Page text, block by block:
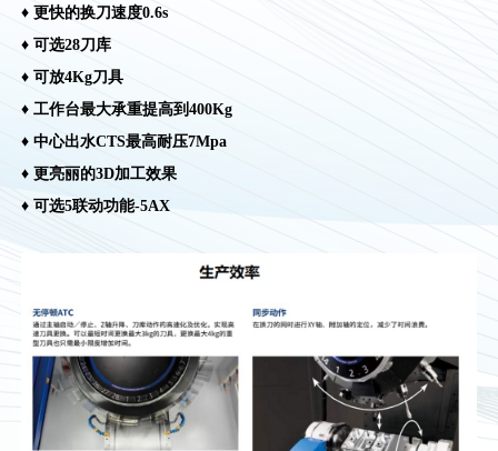
♦ 更快的换刀速度0.6s
♦ 可选28刀库
♦ 可放4Kg刀具
♦ 工作台最大承重提高到400Kg
♦ 中心出水CTS最高耐压7Mpa
♦ 更亮丽的3D加工效果
♦ 可选5联动功能-5AX